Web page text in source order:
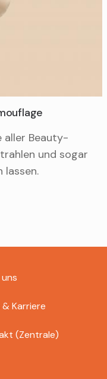
aller Beauty-
und sogar
lassen.
Karriere
(Zentrale)